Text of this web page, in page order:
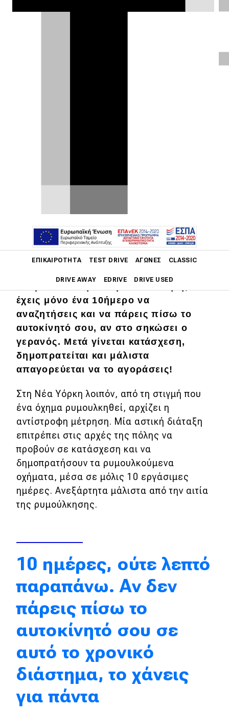
ΕΠΙΚΑΙΡΌΤΗΤΑ TEST DRIVE ΑΓΏΝΕΣ CLASSIC
DRIVE AWAY EDRIVE DRIVE USED
Main navigation
Επικαιρότητα
Νέα μοντέλα
Πρωτότυπα
Ελλάδα
Κόσμος
Τεχνολογία
Ασφάλεια
Αγορά
Απόψεις
Test Drive
Αποστολή
Συγκρίνουμε
Αγώνες
Formula 1
WRC
Motorsport
εργάσιμες για να το πάρει πίσω. Μετά
έχεις μόνο ένα 10ήμερο να
αναζητήσεις και να πάρεις πίσω το
αυτοκίνητό σου, αν στο σηκώσει ο
γερανός. Μετά γίνεται κατάσχεση,
δημοπρατείται και μάλιστα
απαγορεύεται να το αγοράσεις!
Στη Νέα Υόρκη λοιπόν, από τη στιγμή που
ένα όχημα ρυμουλκηθεί, αρχίζει η
αντίστροφη μέτρηση. Μία αστική διάταξη
επιτρέπει στις αρχές της πόλης να
προβούν σε κατάσχεση και να
δημοπρατήσουν τα ρυμουλκούμενα
οχήματα, μέσα σε μόλις 10 εργάσιμες
ημέρες. Ανεξάρτητα μάλιστα από την αιτία
της ρυμούλκησης.
10 ημέρες, ούτε λεπτό
παραπάνω. Αν δεν
πάρεις πίσω το
αυτοκίνητό σου σε
αυτό το χρονικό
διάστημα, το χάνεις
για πάντα